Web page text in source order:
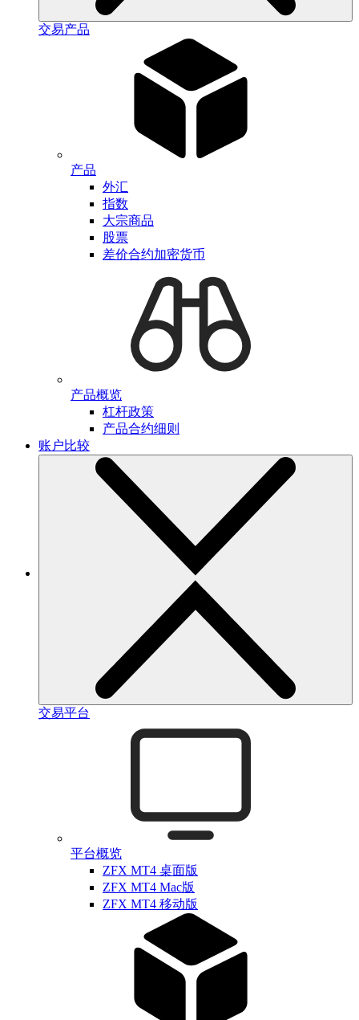
交易产品
产品
外汇
指数
大宗商品
股票
差价合约加密货币
产品概览
杠杆政策
产品合约细则
账户比较
交易平台
平台概览
ZFX MT4 桌面版
ZFX MT4 Mac版
ZFX MT4 移动版